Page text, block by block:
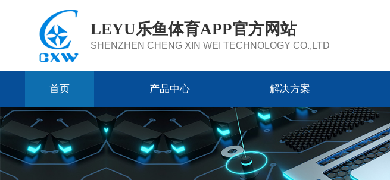
LEYU乐鱼体育APP官方网站
SHENZHEN CHENG XIN WEI TECHNOLOGY CO.,LTD
首页 产品中心 解决方案